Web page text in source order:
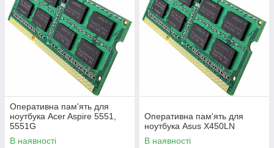
Оперативна пам'ять для
ноутбука Acer Aspire 5551,
5551G
В наявності
Оперативна пам'ять для
ноутбука Asus X450LN
В наявності